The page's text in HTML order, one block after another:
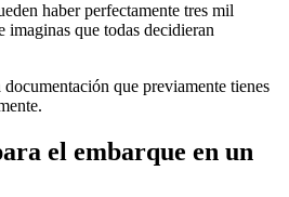
haber perfectamente tres mil
imaginas que todas decidieran
documentación que previamente tienes
el embarque en un